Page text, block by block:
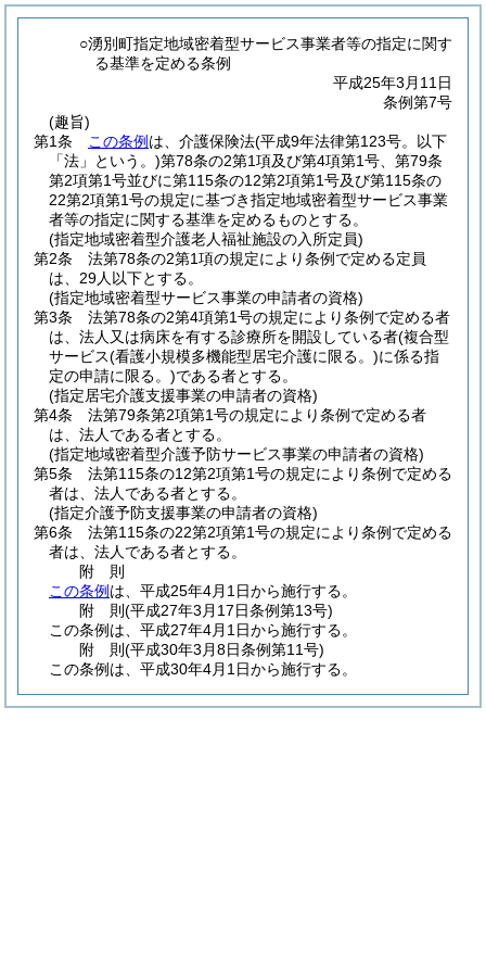
○湧別町指定地域密着型サービス事業者等の指定に関す
る基準を定める条例
平成25年3月11日
条例第7号
(趣旨)
第1条
この条例 は、介護保険法(平成9年法律第123号。以下
「法」という。)第78条の2第1項及び第4項第1号、第79条
第2項第1号並びに第115条の12第2項第1号及び第115条の
22第2項第1号の規定に基づき指定地域密着型サービス事業
者等の指定に関する基準を定めるものとする。
(指定地域密着型介護老人福祉施設の入所定員)
第2条
法第78条の2第1項の規定により条例で定める定員
は、29人以下とする。
(指定地域密着型サービス事業の申請者の資格)
第3条
法第78条の2第4項第1号の規定により条例で定める者
は、法人又は病床を有する診療所を開設している者(複合型
サービス(看護小規模多機能型居宅介護に限る。)に係る指
定の申請に限る。)である者とする。
(指定居宅介護支援事業の申請者の資格)
第4条
法第79条第2項第1号の規定により条例で定める者
は、法人である者とする。
(指定地域密着型介護予防サービス事業の申請者の資格)
第5条
法第115条の12第2項第1号の規定により条例で定める
者は、法人である者とする。
(指定介護予防支援事業の申請者の資格)
第6条
法第115条の22第2項第1号の規定により条例で定める
者は、法人である者とする。
附 則
この条例 は、平成25年4月1日から施行する。
附 則(平成27年3月17日条例第13号)
この条例は、平成27年4月1日から施行する。
附 則(平成30年3月8日条例第11号)
この条例は、平成30年4月1日から施行する。